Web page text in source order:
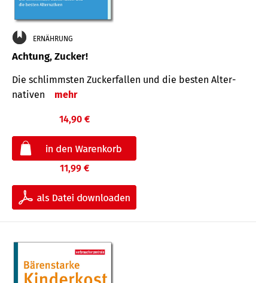
ERNÄHRUNG
Achtung, Zucker!
Die schlimmsten Zucker­fallen und die besten Alter­
nativen
mehr
14,90 €
11,99 €